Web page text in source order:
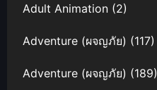
Adult Animation (2)
Adventure (ผจญภัย) (117)
Adventure (ผจญภัย) (189)